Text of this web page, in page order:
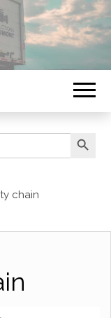
Search Button
chain